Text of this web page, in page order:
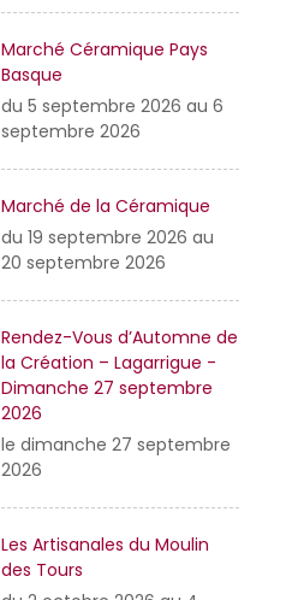
Marché Céramique Pays
Basque
du 5 septembre 2026 au 6
septembre 2026
Marché de la Céramique
du 19 septembre 2026 au
20 septembre 2026
Rendez-Vous d’Automne de
la Création – Lagarrigue -
Dimanche 27 septembre
2026
le dimanche 27 septembre
2026
Les Artisanales du Moulin
des Tours